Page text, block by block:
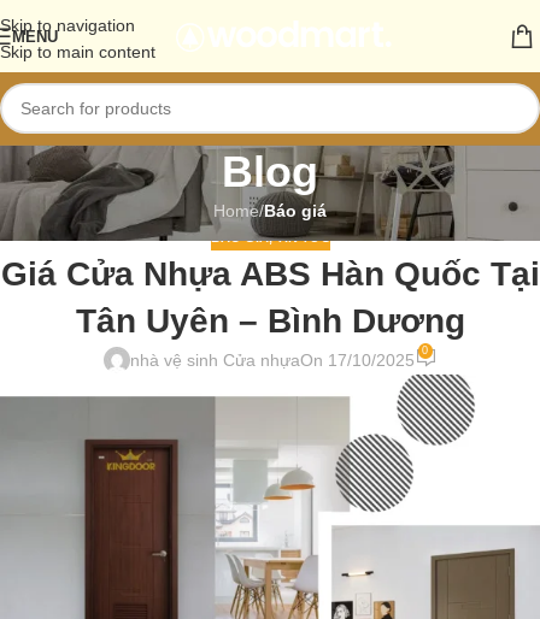
Skip to navigation
Skip to main content
MENU
Blog
Home/Báo giá
BÁO GIÁ,TIN TỨC
Giá Cửa Nhựa ABS Hàn Quốc Tại
Tân Uyên – Bình Dương
nhà vệ sinh Cửa nhựaOn 17/10/2025 0